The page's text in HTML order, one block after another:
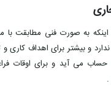
به صورت فنی مطابقت با
و بیشتر برای اهداف کاری
می آید و برای اوقات
.